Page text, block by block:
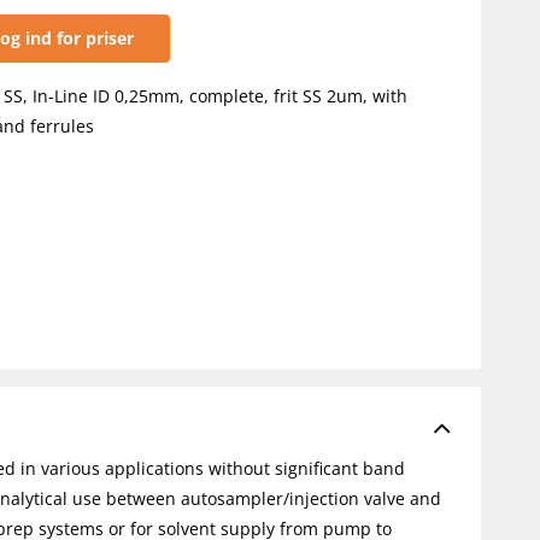
ind for priser
In-Line ID 0,25mm, complete, frit SS 2um, with
ferrules
in various applications without significant band
use between autosampler/injection valve and
systems or for solvent supply from pump to